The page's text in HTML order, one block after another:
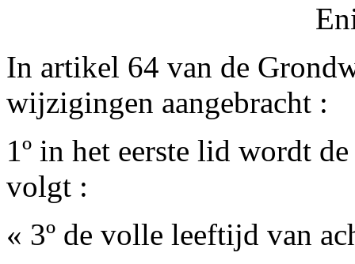
In artikel 64 van de
wijzigingen aangebracht :
1º in het eerste lid wordt
volgt :
« 3º de volle leeftijd van